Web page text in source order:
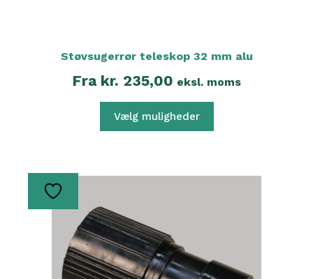
Støvsugerrør teleskop 32 mm alu
Fra kr. 235,00 eksl. moms
Vælg muligheder